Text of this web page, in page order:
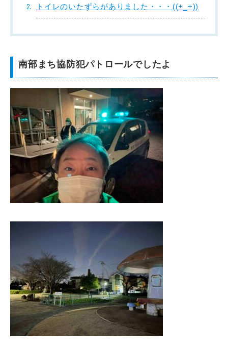
トイレのいたずらがありました・・・((+_+))
南部まち協防犯パトロールでしたよ